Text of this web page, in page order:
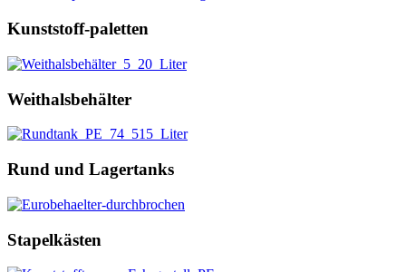
Kunststoff-paletten
Weithalsbehälter
Rund und Lagertanks
Stapelkästen